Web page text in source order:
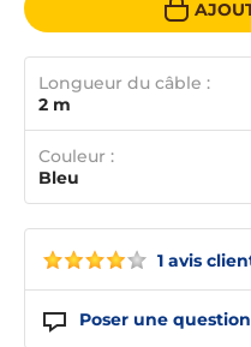
1 avis
Poser une question
Longueur du câble :
2 m
Couleur :
Bleu